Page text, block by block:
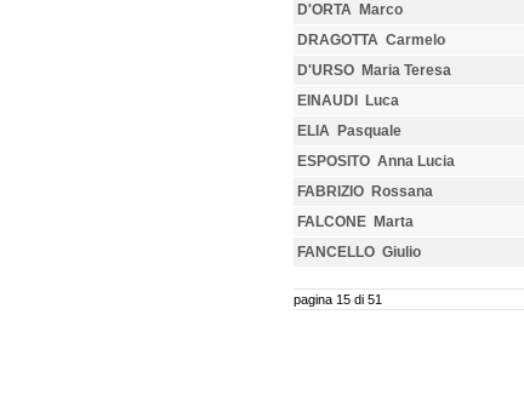
D'ORTA Marco
DRAGOTTA Carmelo
D'URSO Maria Teresa
EINAUDI Luca
ELIA Pasquale
ESPOSITO Anna Lucia
FABRIZIO Rossana
FALCONE Marta
FANCELLO Giulio
pagina 15 di 51